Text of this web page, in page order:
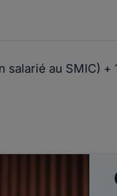
au SMIC) +